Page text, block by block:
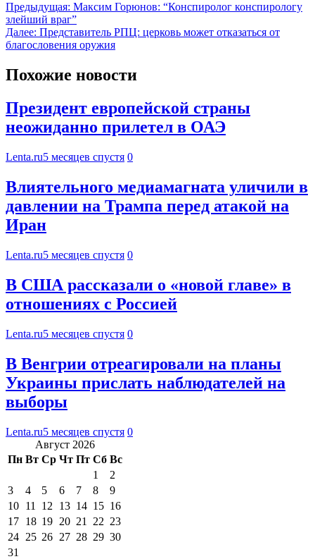
Предыдущая: Максим Горюнов: “Конспиролог конспирологу
злейший враг”
Далее: Представитель РПЦ: церковь может отказаться от
благословения оружия
Похожие новости
Президент европейской страны
неожиданно прилетел в ОАЭ
Lenta.ru5 месяцев спустя 0
Влиятельного медиамагната уличили в
давлении на Трампа перед атакой на
Иран
Lenta.ru5 месяцев спустя 0
В США рассказали о «новой главе» в
отношениях с Россией
Lenta.ru5 месяцев спустя 0
В Венгрии отреагировали на планы
Украины прислать наблюдателей на
выборы
Lenta.ru5 месяцев спустя 0
Август 2026
Пн Вт Ср Чт Пт Сб Вс
1
2
3
4 5 6 7 8
9
10 11 12 13 14 15 16
17 18 19 20 21 22 23
24 25 26 27 28 29 30
31